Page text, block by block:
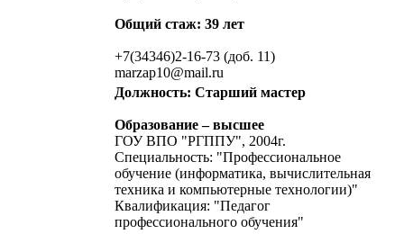
Общий стаж: 39 лет
+7(34346)2-16-73 (доб. 11)
marzap10@mail.ru
Должность: Старший мастер
Образование – высшее
ГОУ ВПО "РГППУ", 2004г.
Специальность: "Профессиональное
обучение (информатика, вычислительная
техника и компьютерные технологии)"
Квалификация: "Педагог
профессионального обучения"